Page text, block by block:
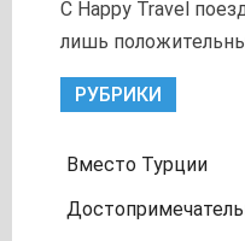
С Happy Travel
лишь
РУБРИКИ
Вместо Турции